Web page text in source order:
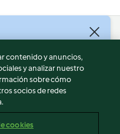
contenido y anuncios,
y analizar nuestro
sobre cómo
socios de redes
cookies